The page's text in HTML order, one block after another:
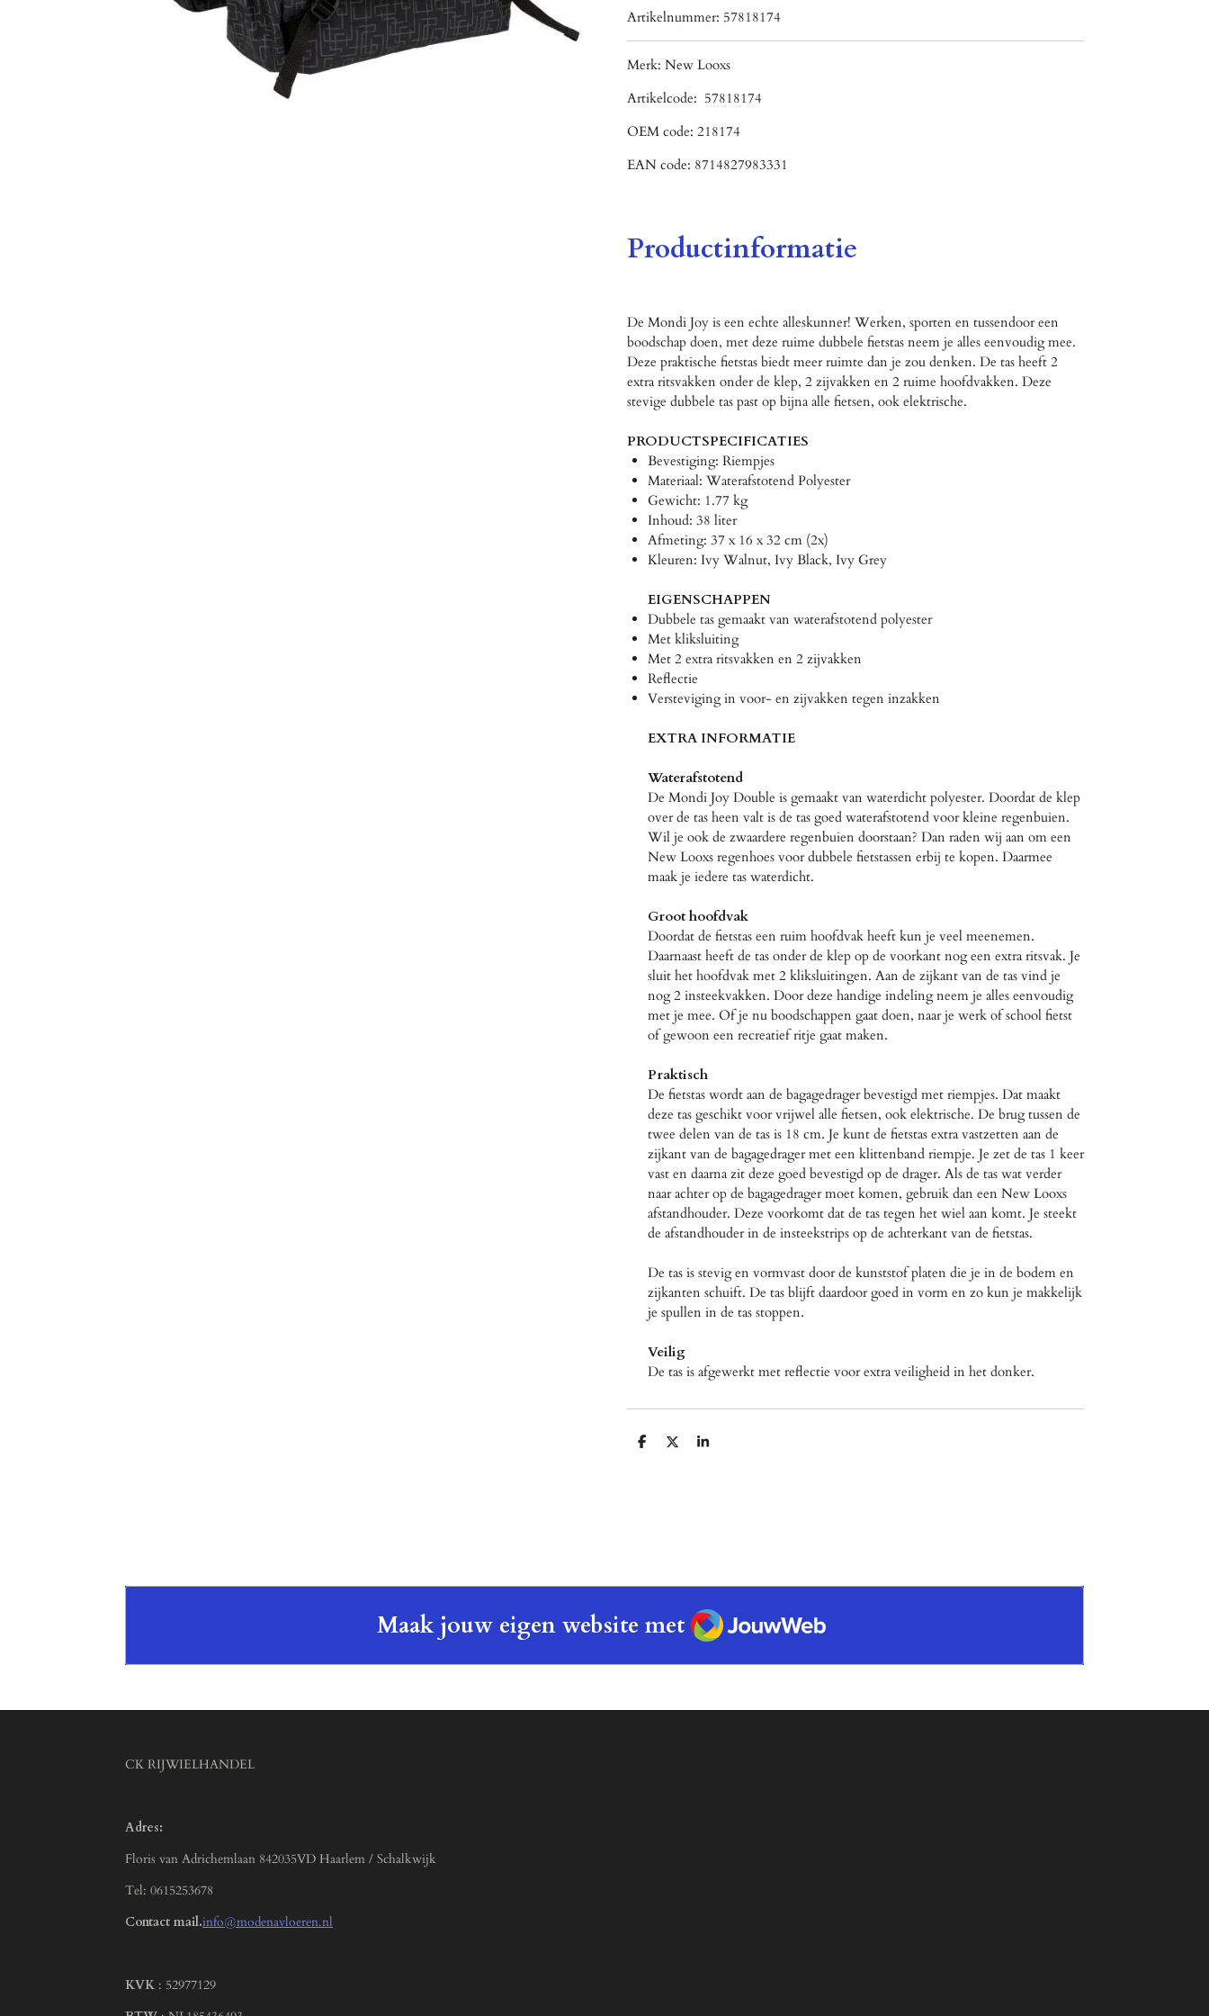
Artikelnummer: 57818174
Merk: New Looxs
Artikelcode: 57818174
OEM code: 218174
EAN code: 8714827983331
Productinformatie
De Mondi Joy is een echte alleskunner! Werken, sporten en tussendoor een
boodschap doen, met deze ruime dubbele fietstas neem je alles eenvoudig mee.
Deze praktische fietstas biedt meer ruimte dan je zou denken. De tas heeft 2
extra ritsvakken onder de klep, 2 zijvakken en 2 ruime hoofdvakken. Deze
stevige dubbele tas past op bijna alle fietsen, ook elektrische.
PRODUCTSPECIFICATIES
Bevestiging: Riempjes
Materiaal: Waterafstotend Polyester
Gewicht: 1.77 kg
Inhoud: 38 liter
Afmeting: 37 x 16 x 32 cm (2x)
Kleuren: Ivy Walnut, Ivy Black, Ivy Grey
EIGENSCHAPPEN
Dubbele tas gemaakt van waterafstotend polyester
Met kliksluiting
Met 2 extra ritsvakken en 2 zijvakken
Reflectie
Versteviging in voor- en zijvakken tegen inzakken
EXTRA INFORMATIE
Waterafstotend
De Mondi Joy Double is gemaakt van waterdicht polyester. Doordat de klep
over de tas heen valt is de tas goed waterafstotend voor kleine regenbuien.
Wil je ook de zwaardere regenbuien doorstaan? Dan raden wij aan om een
New Looxs regenhoes voor dubbele fietstassen erbij te kopen. Daarmee
maak je iedere tas waterdicht.
Groot hoofdvak
Doordat de fietstas een ruim hoofdvak heeft kun je veel meenemen.
Daarnaast heeft de tas onder de klep op de voorkant nog een extra ritsvak. Je
sluit het hoofdvak met 2 kliksluitingen. Aan de zijkant van de tas vind je
nog 2 insteekvakken. Door deze handige indeling neem je alles eenvoudig
met je mee. Of je nu boodschappen gaat doen, naar je werk of school fietst
of gewoon een recreatief ritje gaat maken.
Praktisch
De fietstas wordt aan de bagagedrager bevestigd met riempjes. Dat maakt
deze tas geschikt voor vrijwel alle fietsen, ook elektrische. De brug tussen de
twee delen van de tas is 18 cm. Je kunt de fietstas extra vastzetten aan de
zijkant van de bagagedrager met een klittenband riempje. Je zet de tas 1 keer
vast en daarna zit deze goed bevestigd op de drager. Als de tas wat verder
naar achter op de bagagedrager moet komen, gebruik dan een New Looxs
afstandhouder. Deze voorkomt dat de tas tegen het wiel aan komt. Je steekt
de afstandhouder in de insteekstrips op de achterkant van de fietstas.
De tas is stevig en vormvast door de kunststof platen die je in de bodem en
zijkanten schuift. De tas blijft daardoor goed in vorm en zo kun je makkelijk
je spullen in de tas stoppen.
Veilig
De tas is afgewerkt met reflectie voor extra veiligheid in het donker.
D
D
S
Maak jouw eigen website met JouwWeb
CK RIJWIELHANDEL
Adres:
Floris van Adrichemlaan 842035VD Haarlem / Schalkwijk
Tel: 0615253678
Contact mail.info@modenavloeren.nl
KVK : 52977129